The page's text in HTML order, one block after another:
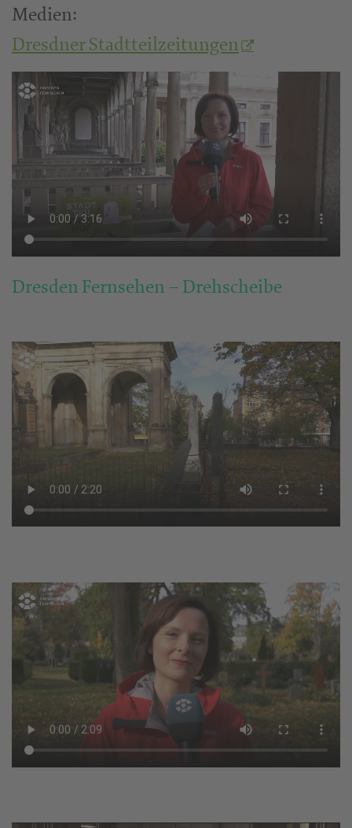
Medien:
Dresdner Stadtteilzeitungen
Dresden Fernsehen – Drehscheibe